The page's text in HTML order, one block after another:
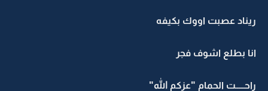
ريناد عصبت اووك بكيفه
انا بطلع اشوف فجر
راحـــــت الحمام "عزكم الله"